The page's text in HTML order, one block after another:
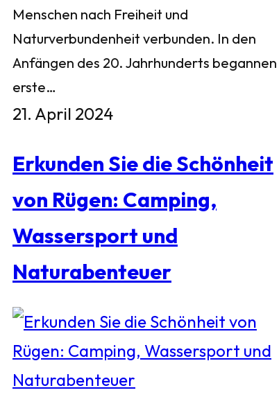
Menschen nach Freiheit und
Naturverbundenheit verbunden. In den
Anfängen des 20. Jahrhunderts begannen
erste…
21. April 2024
Erkunden Sie die Schönheit
von Rügen: Camping,
Wassersport und
Naturabenteuer